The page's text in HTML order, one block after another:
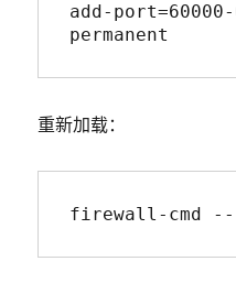
add-
permanent
重新加载：
firewall-cmd --